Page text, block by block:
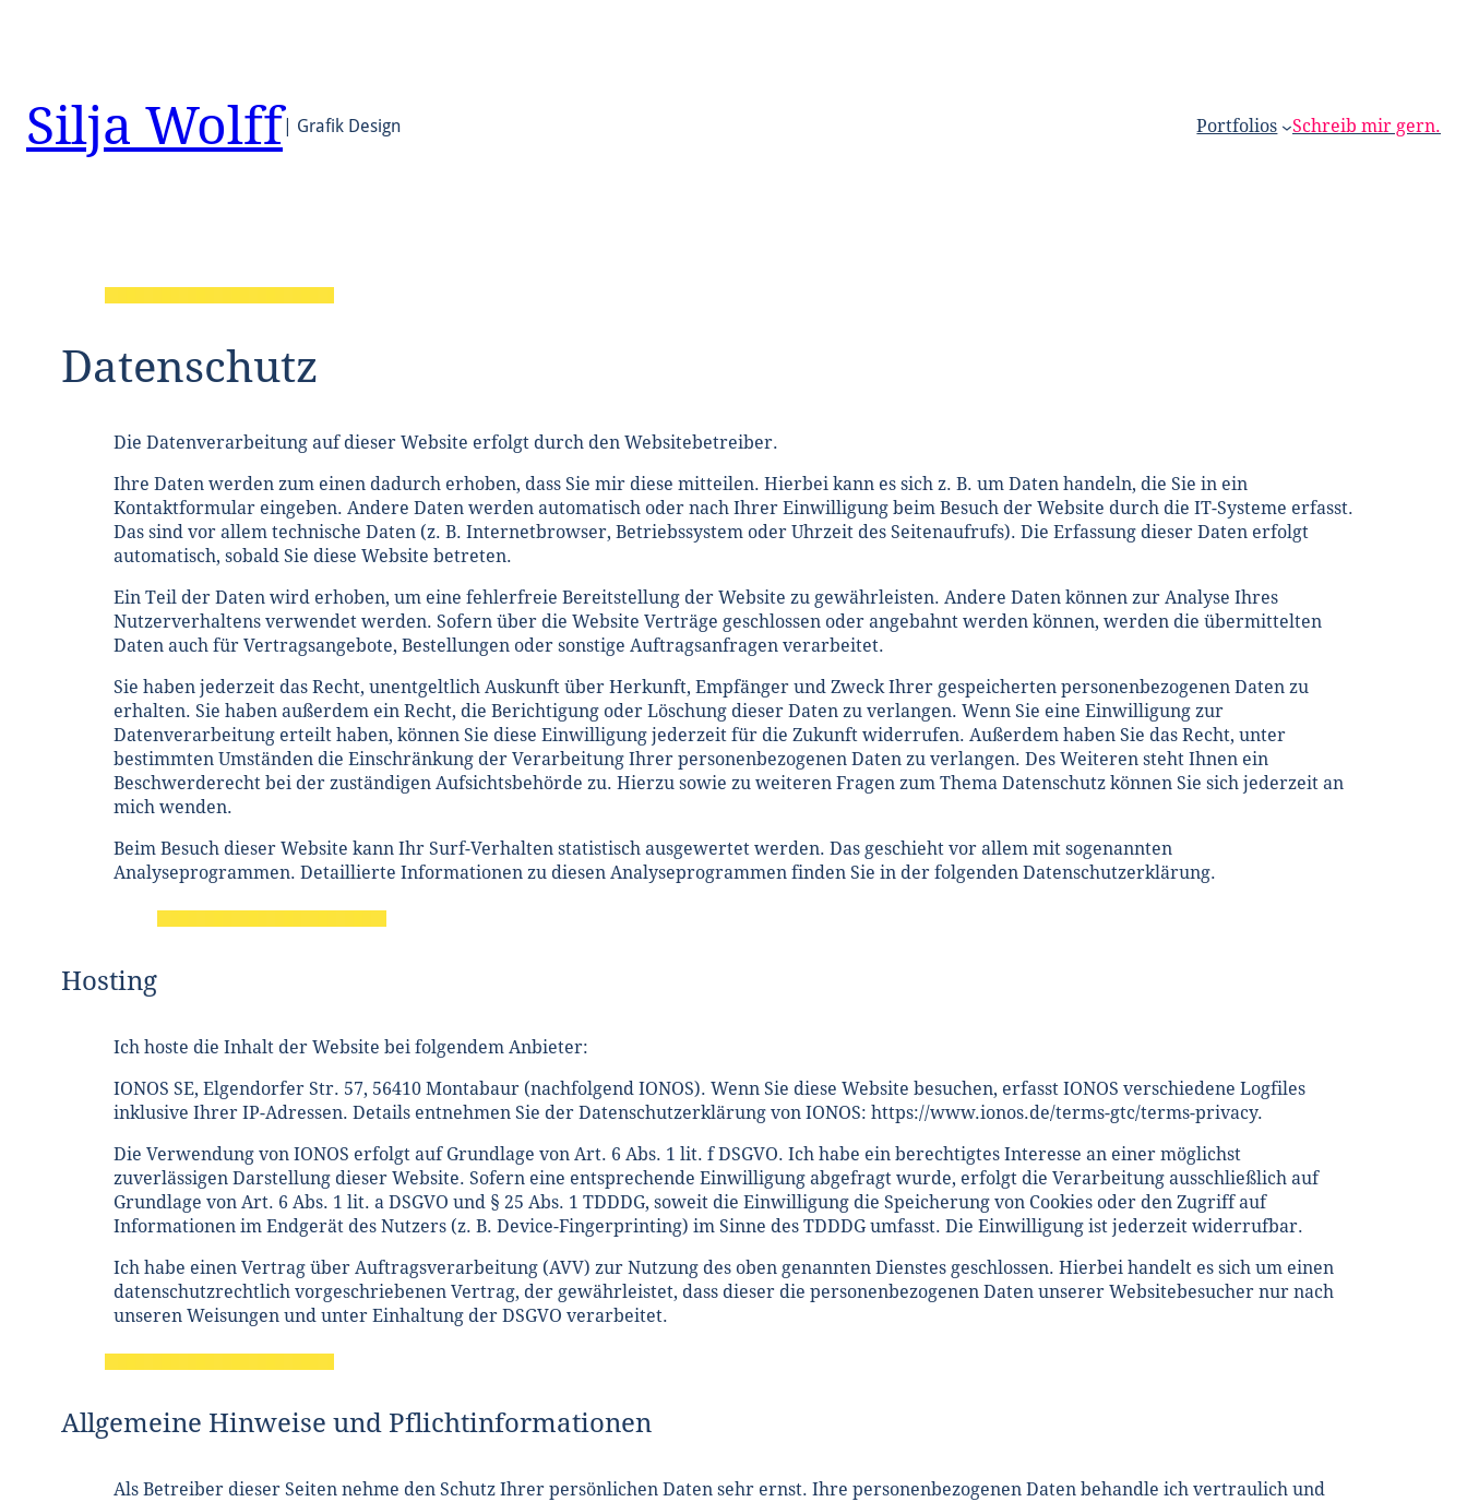
Silja Wolff | Grafik Design Portfolios Schreib mir gern.
Datenschutz
Die Datenverarbeitung auf dieser Website erfolgt durch den Websitebetreiber.
Ihre Daten werden zum einen dadurch erhoben, dass Sie mir diese mitteilen. Hierbei kann es sich z. B. um Daten handeln, die Sie in ein
Kontaktformular eingeben. Andere Daten werden automatisch oder nach Ihrer Einwilligung beim Besuch der Website durch die IT-Systeme erfasst.
Das sind vor allem technische Daten (z. B. Internetbrowser, Betriebssystem oder Uhrzeit des Seitenaufrufs). Die Erfassung dieser Daten erfolgt
automatisch, sobald Sie diese Website betreten.
Ein Teil der Daten wird erhoben, um eine fehlerfreie Bereitstellung der Website zu gewährleisten. Andere Daten können zur Analyse Ihres
Nutzerverhaltens verwendet werden. Sofern über die Website Verträge geschlossen oder angebahnt werden können, werden die übermittelten
Daten auch für Vertragsangebote, Bestellungen oder sonstige Auftragsanfragen verarbeitet.
Sie haben jederzeit das Recht, unentgeltlich Auskunft über Herkunft, Empfänger und Zweck Ihrer gespeicherten personenbezogenen Daten zu
erhalten. Sie haben außerdem ein Recht, die Berichtigung oder Löschung dieser Daten zu verlangen. Wenn Sie eine Einwilligung zur
Datenverarbeitung erteilt haben, können Sie diese Einwilligung jederzeit für die Zukunft widerrufen. Außerdem haben Sie das Recht, unter
bestimmten Umständen die Einschränkung der Verarbeitung Ihrer personenbezogenen Daten zu verlangen. Des Weiteren steht Ihnen ein
Beschwerderecht bei der zuständigen Aufsichtsbehörde zu. Hierzu sowie zu weiteren Fragen zum Thema Datenschutz können Sie sich jederzeit an
mich wenden.
Beim Besuch dieser Website kann Ihr Surf-Verhalten statistisch ausgewertet werden. Das geschieht vor allem mit sogenannten
Analyseprogrammen. Detaillierte Informationen zu diesen Analyseprogrammen finden Sie in der folgenden Datenschutzerklärung.
Hosting
Ich hoste die Inhalt der Website bei folgendem Anbieter:
IONOS SE, Elgendorfer Str. 57, 56410 Montabaur (nachfolgend IONOS). Wenn Sie diese Website besuchen, erfasst IONOS verschiedene Logfiles
inklusive Ihrer IP-Adressen. Details entnehmen Sie der Datenschutzerklärung von IONOS: https://www.ionos.de/terms-gtc/terms-privacy.
Die Verwendung von IONOS erfolgt auf Grundlage von Art. 6 Abs. 1 lit. f DSGVO. Ich habe ein berechtigtes Interesse an einer möglichst
zuverlässigen Darstellung dieser Website. Sofern eine entsprechende Einwilligung abgefragt wurde, erfolgt die Verarbeitung ausschließlich auf
Grundlage von Art. 6 Abs. 1 lit. a DSGVO und § 25 Abs. 1 TDDDG, soweit die Einwilligung die Speicherung von Cookies oder den Zugriff auf
Informationen im Endgerät des Nutzers (z. B. Device-Fingerprinting) im Sinne des TDDDG umfasst. Die Einwilligung ist jederzeit widerrufbar.
Ich habe einen Vertrag über Auftragsverarbeitung (AVV) zur Nutzung des oben genannten Dienstes geschlossen. Hierbei handelt es sich um einen
datenschutzrechtlich vorgeschriebenen Vertrag, der gewährleistet, dass dieser die personenbezogenen Daten unserer Websitebesucher nur nach
unseren Weisungen und unter Einhaltung der DSGVO verarbeitet.
Allgemeine Hinweise und Pflichtinformationen
Als Betreiber dieser Seiten nehme den Schutz Ihrer persönlichen Daten sehr ernst. Ihre personenbezogenen Daten behandle ich vertraulich und